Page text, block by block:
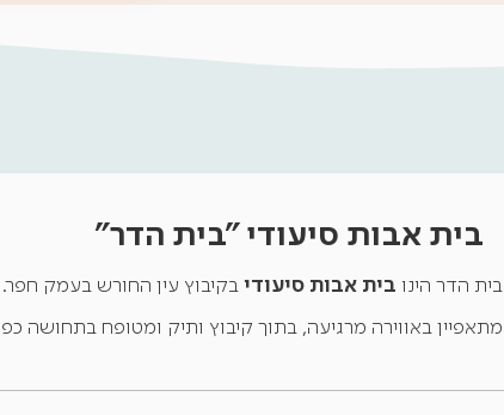
בית אבות סיעודי ״בית הדר״
בית הדר הינו בית אבות סיעודי
מתאפיין באווירה מרגיעה, בתוך קיבוץ ותיק ומטופח בתחושה